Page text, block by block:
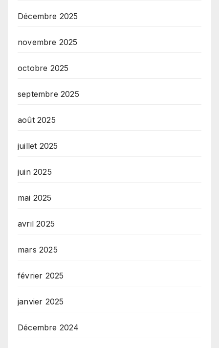
Décembre 2025
novembre 2025
octobre 2025
septembre 2025
août 2025
juillet 2025
juin 2025
mai 2025
avril 2025
mars 2025
février 2025
janvier 2025
Décembre 2024